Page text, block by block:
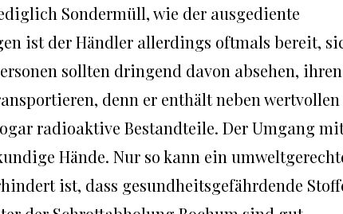
Sondermüll, wie der ausgediente
ist der Händler allerdings oftmals bereit,
sollten dringend davon absehen, ihren
denn er enthält neben wertvollen
radioaktive Bestandteile. Der Umgang
Hände. Nur so kann ein
ist, dass gesundheitsgefährdende